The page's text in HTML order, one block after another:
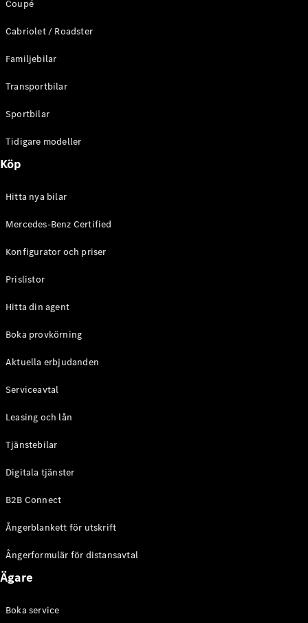
Terrain
E-Klass
Kombi
E-Klass
Terrain
Konfigurator
Store
A-Klass
Konfigurator
Mercedes-
Benz Online
Coupé
CLE Coupé
AMG GT
Dörrars
Coupé
Cabriolet / Roadster
Familjebilar
Transportbilar
Sportbilar
Tidigare modeller
Köp
Hitta nya bilar
Mercedes-Benz Certified
Konfigurator och priser
Prislistor
Hitta din agent
Boka provkörning
Aktuella erbjudanden
Serviceavtal
Leasing och lån
Tjänstebilar
Digitala tjänster
B2B Connect
Ångerblankett för utskrift
Ångerformulär för distansavtal
Ägare
Boka service